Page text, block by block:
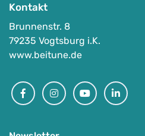
Kontakt
Brunnenstr. 8
79235 Vogtsburg i.K.
www.beitune.de
FacebookInstagramYoutube